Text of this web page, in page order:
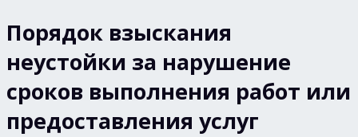
Порядок взыскания
неустойки за нарушение
сроков выполнения работ или
предоставления услуг